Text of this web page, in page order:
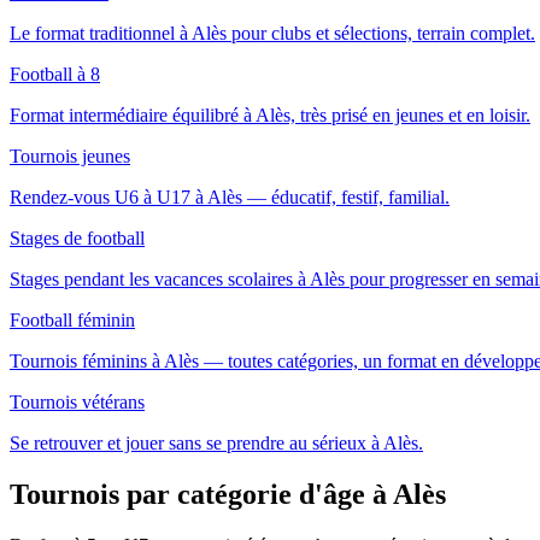
Le format traditionnel à Alès pour clubs et sélections, terrain complet.
Football à 8
Format intermédiaire équilibré à Alès, très prisé en jeunes et en loisir.
Tournois jeunes
Rendez-vous U6 à U17 à Alès — éducatif, festif, familial.
Stages de football
Stages pendant les vacances scolaires à Alès pour progresser en
Football féminin
Tournois féminins à Alès — toutes catégories, un format en
Tournois vétérans
Se retrouver et jouer sans se prendre au sérieux à Alès.
Tournois par catégorie d'âge à Alès